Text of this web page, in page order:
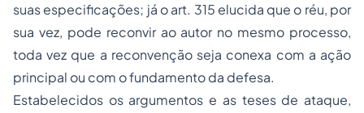
suas especificações; já o art. 315 elucida que o réu, por
sua vez, pode reconvir ao autor no mesmo processo,
toda vez que a reconvenção seja conexa com a ação
principal ou com o fundamento da defesa.
Estabelecidos os argumentos e as teses de ataque,